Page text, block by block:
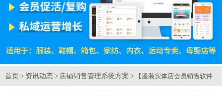
首页 > 资讯动态 > 店铺销售管理系统方案 > 【服装实体店会员销售软件